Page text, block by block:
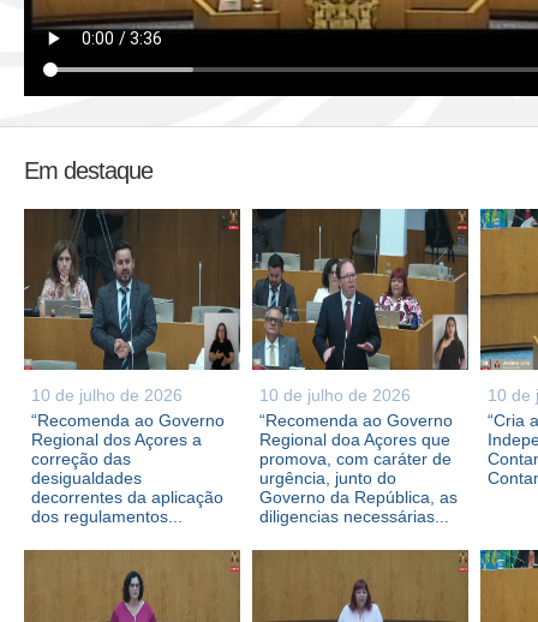
Em destaque
10 de julho de 2026
“Recomenda ao Governo
Regional dos Açores a
correção das
desigualdades
decorrentes da aplicação
dos regulamentos...
10 de julho de 2026
“Recomenda ao Governo
Regional doa Açores que
promova, com caráter de
urgência, junto do
Governo da República, as
diligencias necessárias...
10 de
“Cria